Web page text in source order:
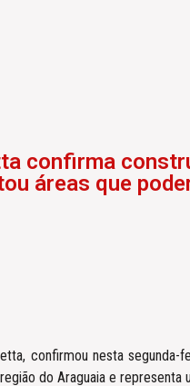
confirma
áreas que
confirmou nesta
do Araguaia e